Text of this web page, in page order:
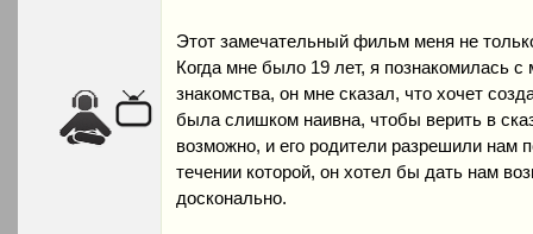
Этот замечательный фильм меня не
Когда мне было 19 лет, я познакомилась
знакомства, он мне сказал, что хочет
была слишком наивна, чтобы верить в
возможно, и его родители разрешили нам
течении которой, он хотел бы дать нам
досконально.